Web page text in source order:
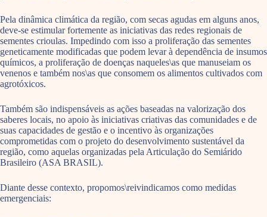
Pela dinâmica climática da região, com secas agudas em alguns anos,
deve-se estimular fortemente as iniciativas das redes regionais de
sementes crioulas. Impedindo com isso a proliferação das sementes
geneticamente modificadas que podem levar à dependência de insumos
químicos, a proliferação de doenças naqueles\as que manuseiam os
venenos e também nos\as que consomem os alimentos cultivados com
agrotóxicos.
Também são indispensáveis as ações baseadas na valorização dos
saberes locais, no apoio às iniciativas criativas das comunidades e de
suas capacidades de gestão e o incentivo às organizações
comprometidas com o projeto do desenvolvimento sustentável da
região, como aquelas organizadas pela Articulação do Semiárido
Brasileiro (ASA BRASIL).
Diante desse contexto, propomos\reivindicamos como medidas
emergenciais: